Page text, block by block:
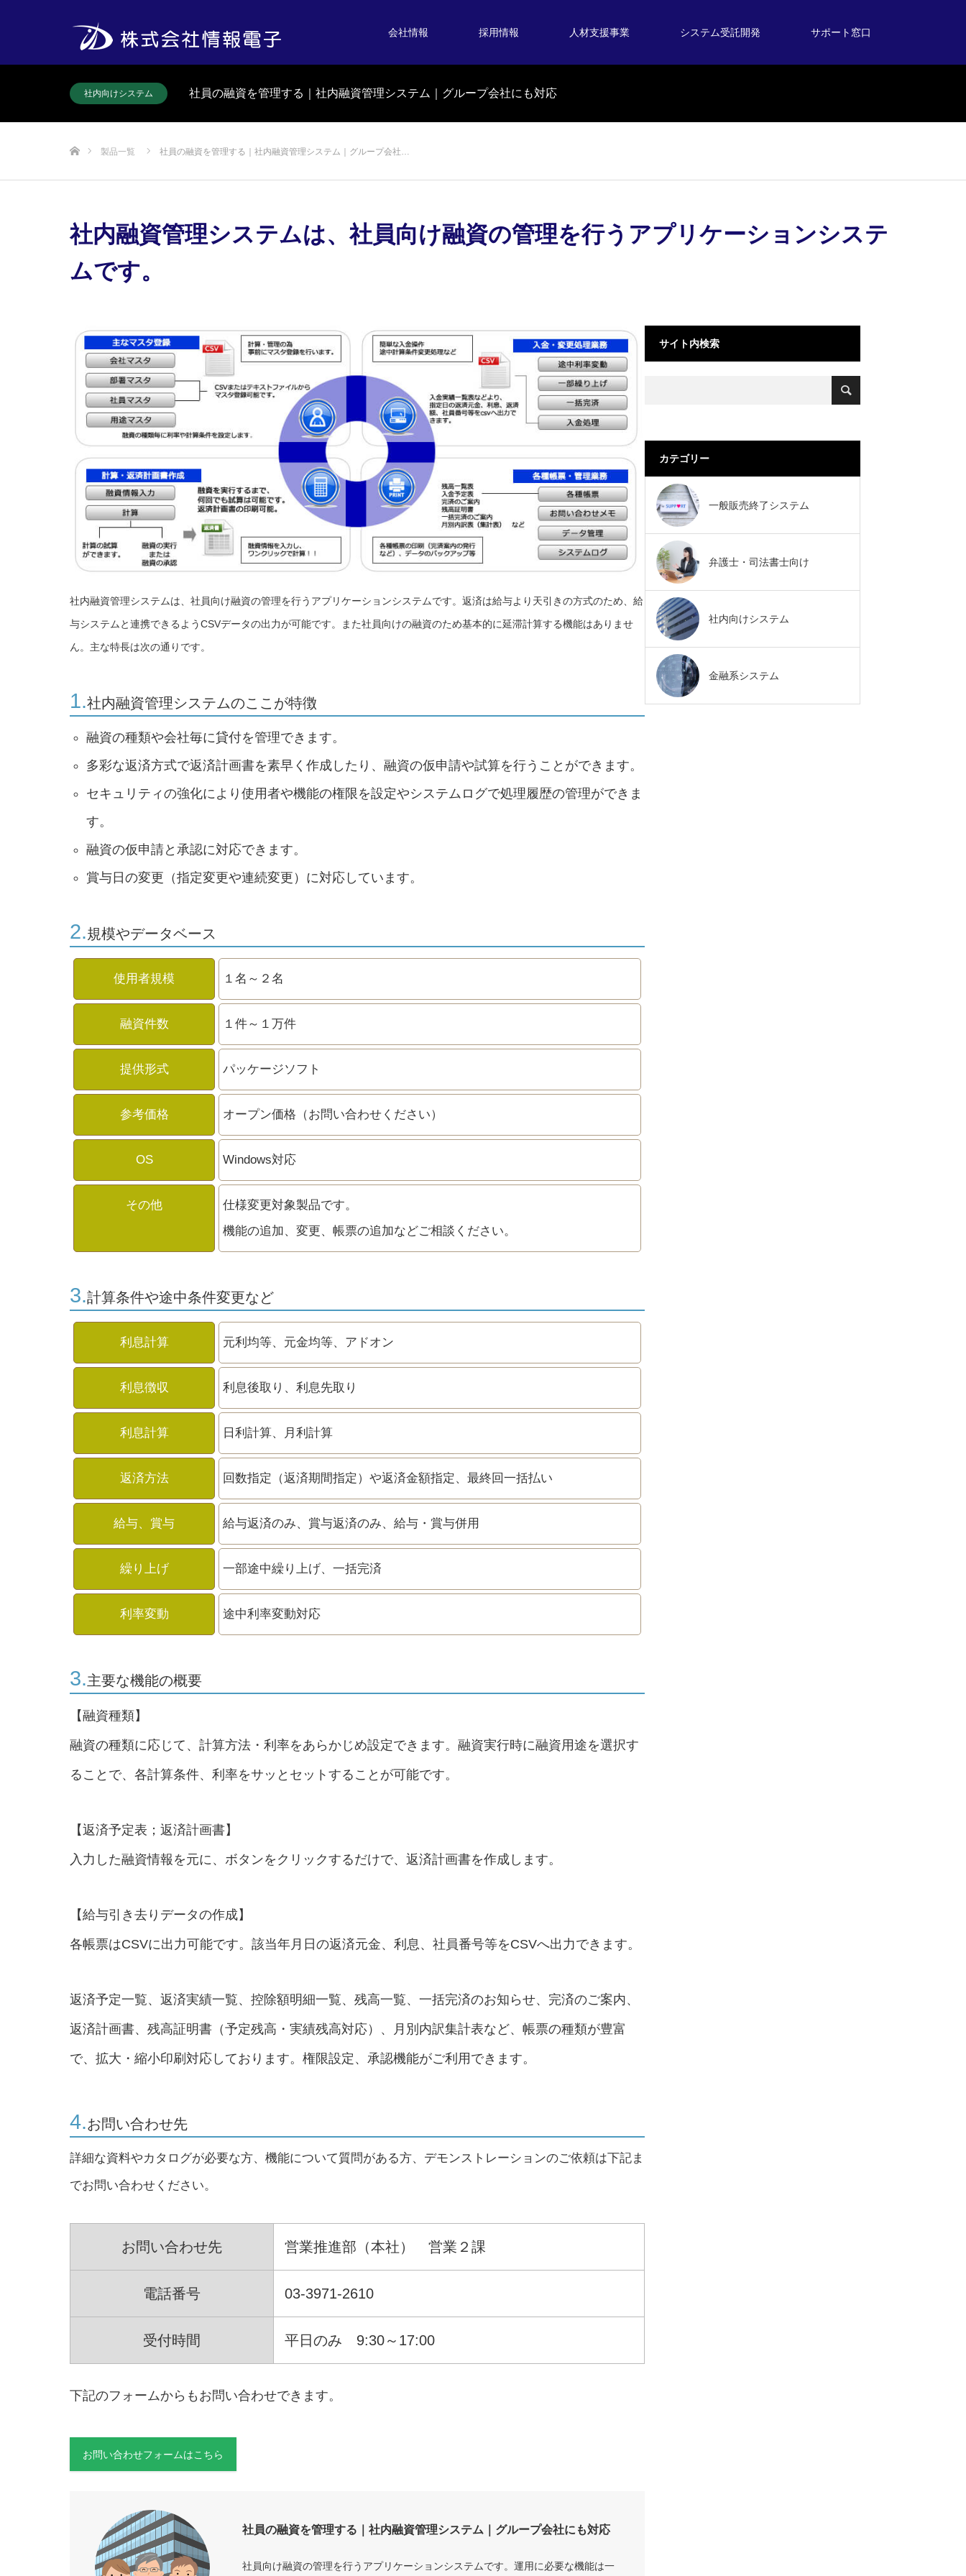
会社情報 採用情報 人材支援事業 システム受託開発 サポート窓口
社内向けシステム 社員の融資を管理する｜社内融資管理システム｜グループ会社にも対応
製品一覧 社員の融資を管理する｜社内融資管理システム｜グループ会社…
社内融資管理システムは、社員向け融資の管理を行うアプリケーションシステ
ムです。
社内融資管理システムは、社員向け融資の管理を行うアプリケーションシステムです。返済は給与より天引きの方式のため、給
与システムと連携できるようCSVデータの出力が可能です。また社員向けの融資のため基本的に延滞計算する機能はありませ
ん。主な特長は次の通りです。
1.社内融資管理システムのここが特徴
融資の種類や会社毎に貸付を管理できます。
多彩な返済方式で返済計画書を素早く作成したり、融資の仮申請や試算を行うことができます。
セキュリティの強化により使用者や機能の権限を設定やシステムログで処理履歴の管理ができま
す。
融資の仮申請と承認に対応できます。
賞与日の変更（指定変更や連続変更）に対応しています。
2.規模やデータベース
使用者規模 １名～２名
融資件数 １件～１万件
提供形式 パッケージソフト
参考価格 オープン価格（お問い合わせください）
OS Windows対応
その他
仕様変更対象製品です。
機能の追加、変更、帳票の追加などご相談ください。
3.計算条件や途中条件変更など
利息計算 元利均等、元金均等、アドオン
利息徴収 利息後取り、利息先取り
利息計算 日利計算、月利計算
返済方法 回数指定（返済期間指定）や返済金額指定、最終回一括払い
給与、賞与 給与返済のみ、賞与返済のみ、給与・賞与併用
繰り上げ 一部途中繰り上げ、一括完済
利率変動 途中利率変動対応
3.主要な機能の概要
【融資種類】
融資の種類に応じて、計算方法・利率をあらかじめ設定できます。融資実行時に融資用途を選択す
ることで、各計算条件、利率をサッとセットすることが可能です。
【返済予定表；返済計画書】
入力した融資情報を元に、ボタンをクリックするだけで、返済計画書を作成します。
【給与引き去りデータの作成】
各帳票はCSVに出力可能です。該当年月日の返済元金、利息、社員番号等をCSVへ出力できます。
返済予定一覧、返済実績一覧、控除額明細一覧、残高一覧、一括完済のお知らせ、完済のご案内、
返済計画書、残高証明書（予定残高・実績残高対応）、月別内訳集計表など、帳票の種類が豊富
で、拡大・縮小印刷対応しております。権限設定、承認機能がご利用できます。
4.お問い合わせ先
詳細な資料やカタログが必要な方、機能について質問がある方、デモンストレーションのご依頼は下記ま
でお問い合わせください。
お問い合わせ先 営業推進部（本社） 営業２課
電話番号 03-3971-2610
受付時間 平日のみ 9:30～17:00
下記のフォームからもお問い合わせできます。
お問い合わせフォームはこちら
社員の融資を管理する｜社内融資管理システム｜グループ会社にも対応
社員向け融資の管理を行うアプリケーションシステムです。運用に必要な機能は一
サイト内検索
カテゴリー
一般販売終了システム
弁護士・司法書士向け
社内向けシステム
金融系システム